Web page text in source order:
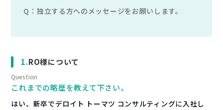
Q： 独立する方へのメッセージをお願いします。
RO様について
これまでの略歴を教えて下さい。
はい、新卒でデロイト トーマツ コンサルティングに入社し